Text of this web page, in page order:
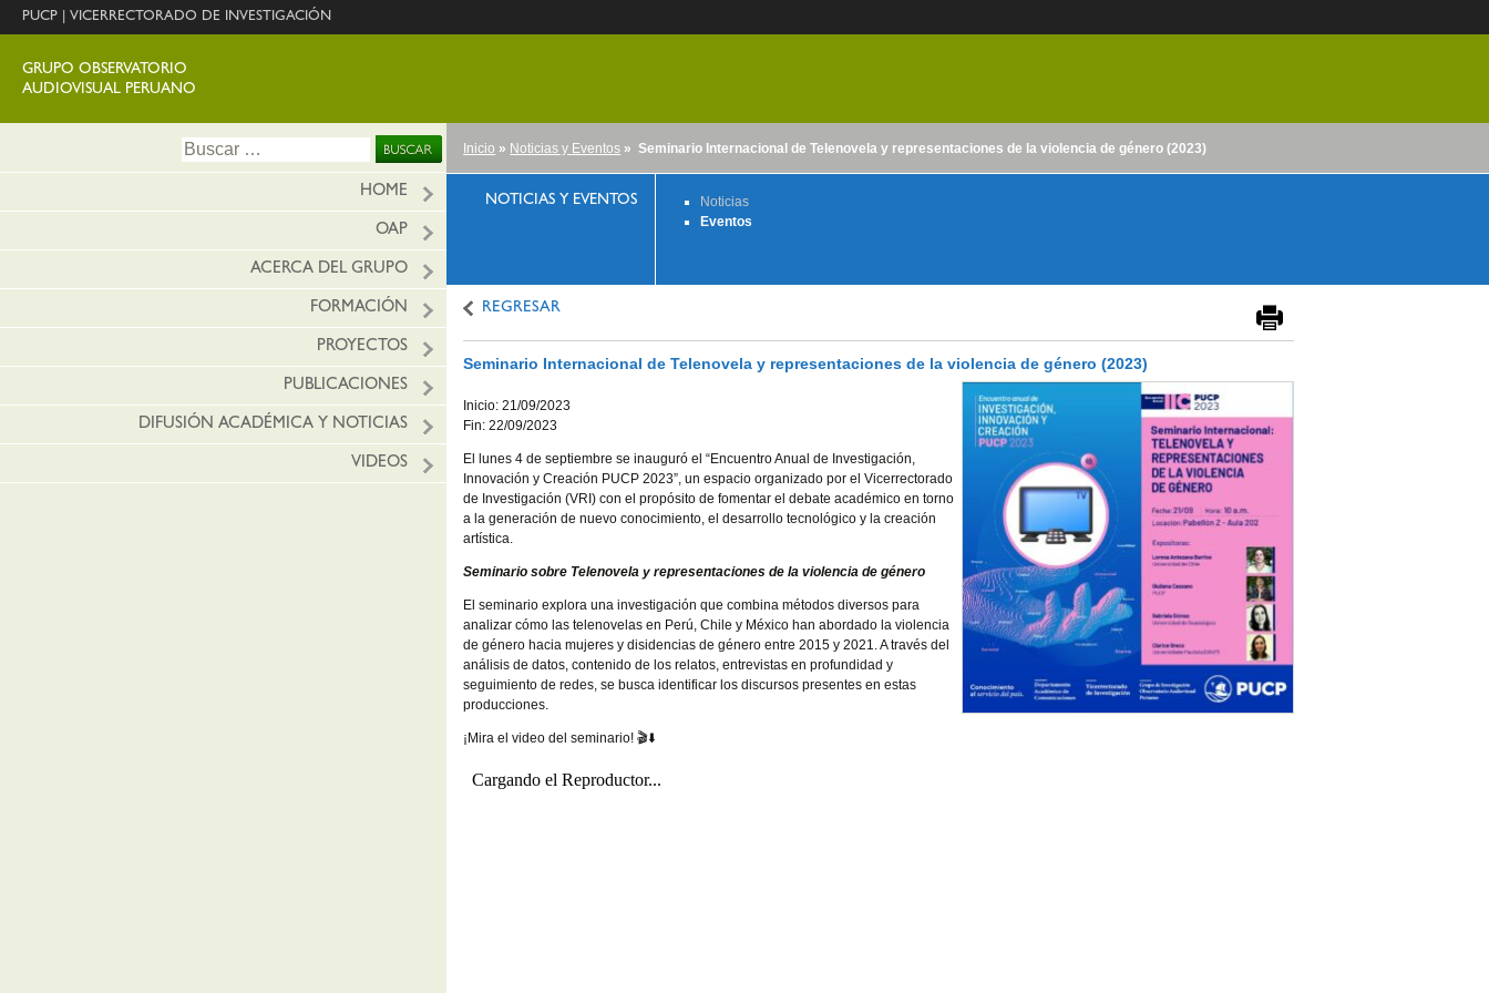
PUCP VICERRECTORADO DE INVESTIGACIÓN
GRUPO OBSERVATORIO
AUDIOVISUAL PERUANO
Buscar:
HOME
OAP
ACERCA DEL GRUPO
FORMACIÓN
PROYECTOS
PUBLICACIONES
DIFUSIÓN ACADÉMICA Y NOTICIAS
VIDEOS
Inicio » Noticias y Eventos » Seminario Internacional de Telenovela y representaciones de la violencia de género (2023)
NOTICIAS Y EVENTOS
Noticias
Eventos
REGRESAR
Seminario Internacional de Telenovela y representaciones de la violencia de género (2023)
Inicio: 21/09/2023
Fin: 22/09/2023
El lunes 4 de septiembre se inauguró el “Encuentro Anual de Investigación,
Innovación y Creación PUCP 2023”, un espacio organizado por el Vicerrectorado
de Investigación (VRI) con el propósito de fomentar el debate académico en torno
a la generación de nuevo conocimiento, el desarrollo tecnológico y la creación
artística.
Seminario sobre Telenovela y representaciones de la violencia de género
El seminario explora una investigación que combina métodos diversos para
analizar cómo las telenovelas en Perú, Chile y México han abordado la violencia
de género hacia mujeres y disidencias de género entre 2015 y 2021. A través del
análisis de datos, contenido de los relatos, entrevistas en profundidad y
seguimiento de redes, se busca identificar los discursos presentes en estas
producciones.
¡Mira el video del seminario! 🎬⬇️